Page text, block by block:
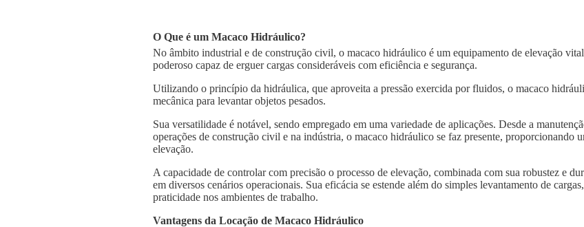
O Que é um Macaco Hidráulico?
No âmbito industrial e de construção civil, o macaco hidráulico é um equipamento de elevação
poderoso capaz de erguer cargas consideráveis com eficiência e segurança.
Utilizando o princípio da hidráulica, que aproveita a pressão exercida por fluidos, o macaco
mecânica para levantar objetos pesados.
Sua versatilidade é notável, sendo empregado em uma variedade de aplicações. Desde a
operações de construção civil e na indústria, o macaco hidráulico se faz presente, proporcionando
elevação.
A capacidade de controlar com precisão o processo de elevação, combinada com sua robustez e
em diversos cenários operacionais. Sua eficácia se estende além do simples levantamento de
praticidade nos ambientes de trabalho.
Vantagens da Locação de Macaco Hidráulico